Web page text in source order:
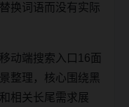
换词语而没有实际
动端搜索入口16面
整理，核心围绕黑
相关长尾需求展